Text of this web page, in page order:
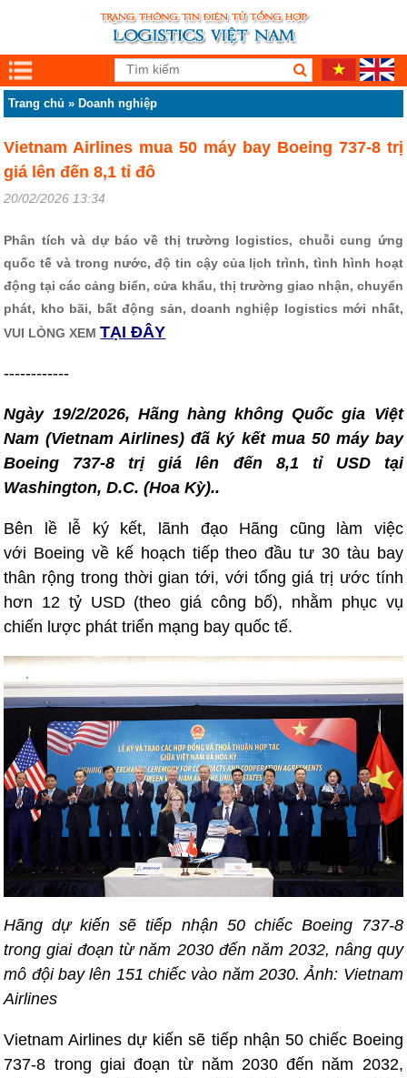
Trang chủ » Doanh nghiệp
Vietnam Airlines mua 50 máy bay Boeing 737-8 trị
giá lên đến 8,1 tỉ đô
20/02/2026 13:34
Phân tích và dự báo về thị trường logistics, chuỗi cung ứng
quốc tế và trong nước, độ tin cậy của lịch trình, tình hình hoạt
động tại các cảng biển, cửa khẩu, thị trường giao nhận, chuyển
phát, kho bãi, bất động sản, doanh nghiệp logistics mới nhất,
VUI LÒNG XEM TẠI ĐÂY
------------
Ngày 19/2/2026, Hãng hàng không Quốc gia Việt
Nam (Vietnam Airlines) đã ký kết mua 50 máy bay
Boeing 737-8 trị giá lên đến 8,1 tỉ USD tại
Washington, D.C. (Hoa Kỳ)..
Bên lề lễ ký kết, lãnh đạo Hãng cũng làm việc
với Boeing về kế hoạch tiếp theo đầu tư 30 tàu bay
thân rộng trong thời gian tới, với tổng giá trị ước tính
hơn 12 tỷ USD (theo giá công bố), nhằm phục vụ
chiến lược phát triển mạng bay quốc tế.
Hãng dự kiến sẽ tiếp nhận 50 chiếc Boeing 737-8
trong giai đoạn từ năm 2030 đến năm 2032, nâng quy
mô đội bay lên 151 chiếc vào năm 2030. Ảnh: Vietnam
Airlines
Vietnam Airlines dự kiến sẽ tiếp nhận 50 chiếc Boeing
737-8 trong giai đoạn từ năm 2030 đến năm 2032,